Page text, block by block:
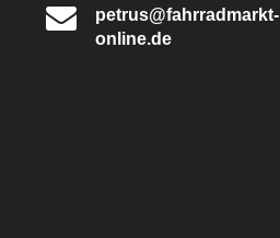
petrus@fahrradmarkt-
online.de